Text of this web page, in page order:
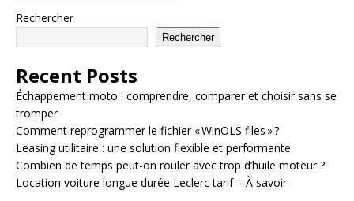
Rechercher
Rechercher
Recent Posts
Échappement moto : comprendre, comparer et choisir sans se
tromper
Comment reprogrammer le fichier « WinOLS files » ?
Leasing utilitaire : une solution flexible et performante
Combien de temps peut-on rouler avec trop d’huile moteur ?
Location voiture longue durée Leclerc tarif – À savoir